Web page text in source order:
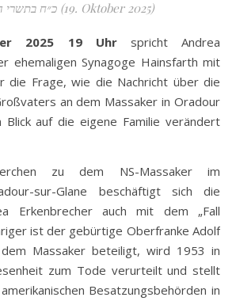
כ״ח בתשרי ה׳תשפ״ו (19. Oktober 2025)
2025 19 Uhrspricht Andrea
ehemaligen Synagoge Hainsfarth mit
die Frage, wie die Nachricht über die
an dem Massaker in Oradour
auf die eigene Familie verändert
zu dem NS-Massaker im
sur-Glane beschäftigt sich die
Erkenbrecher auch mit dem „Fall
ist der gebürtige Oberfranke Adolf
Massaker beteiligt, wird 1953 in
zum Tode verurteilt und stellt
Besatzungsbehörden in